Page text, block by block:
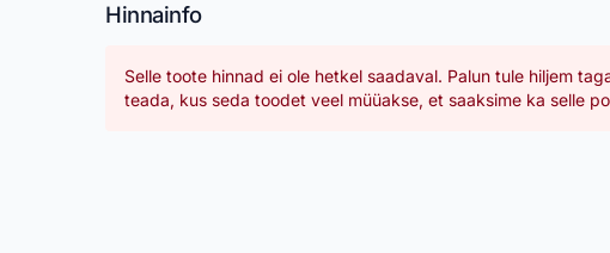
Hinnainfo
Selle toote hinnad ei ole hetkel saadaval. Palun tule hiljem
teada, kus seda toodet veel müüakse, et saaksime ka selle